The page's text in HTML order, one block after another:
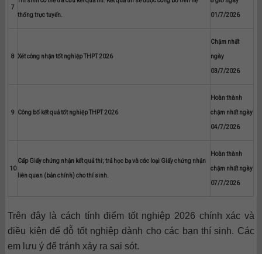
7
thống trực tuyến. 01/7/2026
8 Xét công nhận tốt nghiệp THPT 2026
Chậm nhất
ngày
03/7/2026
9 Công bố kết quả tốt nghiệp THPT 2026
Hoàn thành
chậm nhất ngày
04/7/2026
10
Cấp Giấy chứng nhận kết quả thi; trả học bạ và các loại Giấy chứng nhận
liên quan (bản chính) cho thí sinh.
Hoàn thành
chậm nhất ngày
07/7/2026
Trên đây là cách tính điểm tốt nghiệp 2026 chính xác và
điều kiện để đỗ tốt nghiệp dành cho các bạn thí sinh. Các
em lưu ý để tránh xảy ra sai sót.